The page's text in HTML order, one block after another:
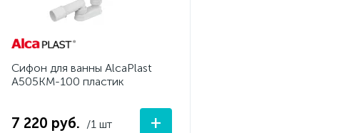
Сифон для ванны AlcaPlast
A505KM-100 пластик
7 220 руб. /1 шт +